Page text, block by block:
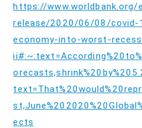
https://www.worldbank.org/
release/2020/06/08/covid-
economy-into-worst-
ects